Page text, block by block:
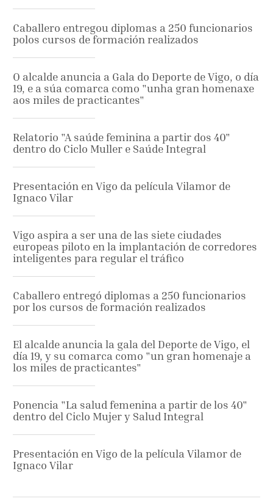
Caballero entregou diplomas a 250 funcionarios
polos cursos de formación realizados
O alcalde anuncia a Gala do Deporte de Vigo, o día
19, e a súa comarca como "unha gran homenaxe
aos miles de practicantes"
Relatorio "A saúde feminina a partir dos 40"
dentro do Ciclo Muller e Saúde Integral
Presentación en Vigo da película Vilamor de
Ignaco Vilar
Vigo aspira a ser una de las siete ciudades
europeas piloto en la implantación de corredores
inteligentes para regular el tráfico
Caballero entregó diplomas a 250 funcionarios
por los cursos de formación realizados
El alcalde anuncia la gala del Deporte de Vigo, el
día 19, y su comarca como "un gran homenaje a
los miles de practicantes"
Ponencia "La salud femenina a partir de los 40"
dentro del Ciclo Mujer y Salud Integral
Presentación en Vigo de la película Vilamor de
Ignaco Vilar